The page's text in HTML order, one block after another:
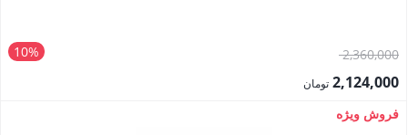
10% 2,360,000قیمت
اصلی:2,124,000 تومان
قیمت
فروش ویژه